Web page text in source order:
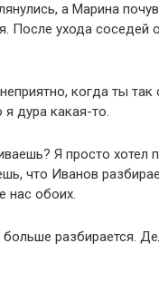
а Марина
После ухода соседей
когда ты так
дура какая-то.
Я просто хотел
что Иванов
нас обоих.
разбирается.